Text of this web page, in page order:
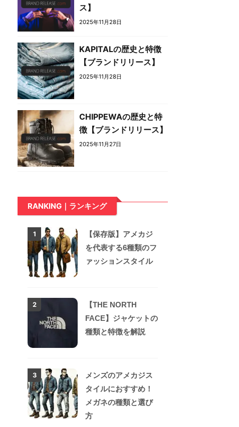
ス】
2025年11月28日
KAPITALの歴史と特徴
【ブランドリリース】
2025年11月28日
CHIPPEWAの歴史と特
徴【ブランドリリース】
2025年11月27日
RANKING｜ランキング
1
【保存版】アメカジ
を代表する6種類のフ
ァッションスタイル
2
【THE NORTH
FACE】ジャケットの
種類と特徴を解説
3
メンズのアメカジス
タイルにおすすめ！
メガネの種類と選び
方